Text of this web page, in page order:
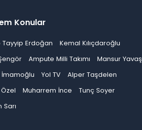
Konular
Tayyip Erdoğan
Kemal Kılıçdaroğlu
Ampute Milli Takımı
Mansur Yavaş
İmamoğlu
Yol TV
Alper Taşdelen
Muharrem İnce
Tunç Soyer
Sarı